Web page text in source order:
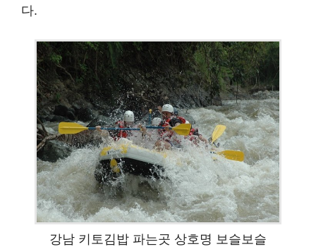
다.
강남 키토김밥 파는곳 상호명 보슬보슬